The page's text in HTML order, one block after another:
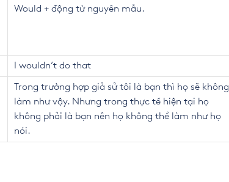
Would + động từ nguyên mẫu.
I wouldn’t do that
Trong trường hợp giả sử tôi là bạn thì họ sẽ không
làm như vậy. Nhưng trong thực tế hiện tại họ
không phải là bạn nên họ không thể làm như họ
nói.